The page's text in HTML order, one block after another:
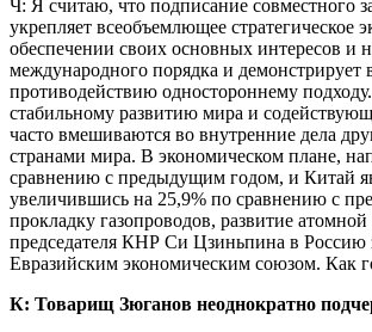
Ч: Я считаю, что подписание совместного
укрепляет всеобъемлющее стратегическое
обеспечении своих основных интересов и
международного порядка и
противодействию одностороннему
стабильному развитию мира и
часто вмешиваются во внутренние дела
странами мира. В экономическом плане,
сравнению с предыдущим годом, и Китай
увеличившись на 25,9% по сравнению с
прокладку газопроводов, развитие
председателя КНР Си Цзиньпина в Россию
Евразийским экономическим союзом. Как
К: Товарищ Зюганов неоднократно